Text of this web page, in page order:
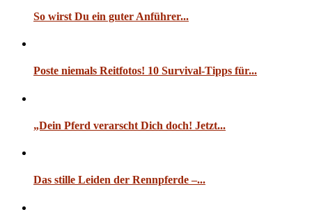
So wirst Du ein guter Anführer...
Poste niemals Reitfotos! 10 Survival-Tipps für...
„Dein Pferd verarscht Dich doch! Jetzt...
Das stille Leiden der Rennpferde –...